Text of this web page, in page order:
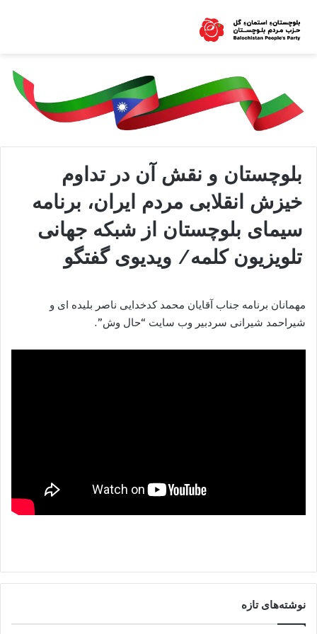
بلوچستان و نقش آن در تداوم
خیزش انقلابی مردم ایران، برنامه
سیمای بلوچستان از شبکه جهانی
تلویزیون کلمه/ ویدیوی گفتگو
مهمانان برنامه جناب آقایان محمد کدخدایی ناصر بلیده ای و
شیراحمد شیرانی سردبیر وب سایت “حال وش”.
نوشته‌های تازه